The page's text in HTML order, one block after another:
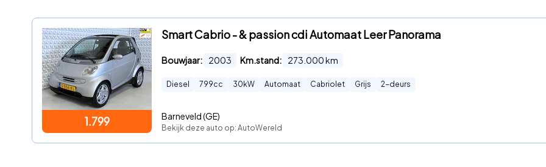
1.799
Smart Cabrio - & passion cdi Automaat Leer Panorama
Bouwjaar: 2003 Km.stand: 273.000km
Diesel 799cc 30 kW Automaat Cabriolet Grijs 2-deurs
Barneveld (GE)
Bekijk deze auto op: AutoWereld